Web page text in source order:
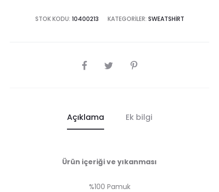
STOK KODU: 10400213 KATEGORILER: SWEATSHIRT
SHARE
Açıklama Ek bilgi
Ürün içeriği ve yıkanması
%100 Pamuk